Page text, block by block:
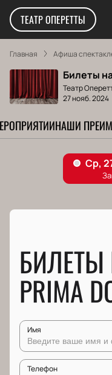
ТЕАТР ОПЕРЕТТЫ
Главная Афиша
Билеты
Театр
27 нояб. 2024
НАШИ
БИЛЕТЫ
PRIMA
Имя
Телефон